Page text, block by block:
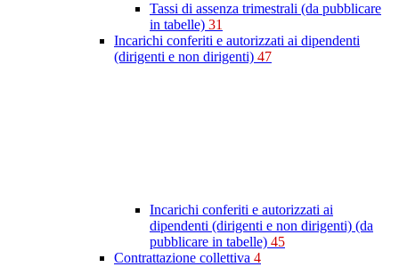
Tassi di assenza trimestrali (da pubblicare
in tabelle) 31
Incarichi conferiti e autorizzati ai dipendenti
(dirigenti e non dirigenti) 47
Incarichi conferiti e autorizzati ai
dipendenti (dirigenti e non dirigenti) (da
pubblicare in tabelle) 45
Contrattazione collettiva 4